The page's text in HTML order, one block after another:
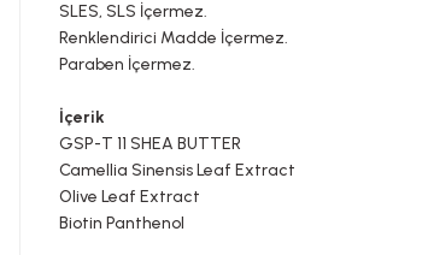
SLES, SLS İçermez.
Renklendirici Madde İçermez.
Paraben İçermez.
İçerik
GSP-T 11 SHEA BUTTER
Camellia Sinensis Leaf Extract
Olive Leaf Extract
Biotin Panthenol